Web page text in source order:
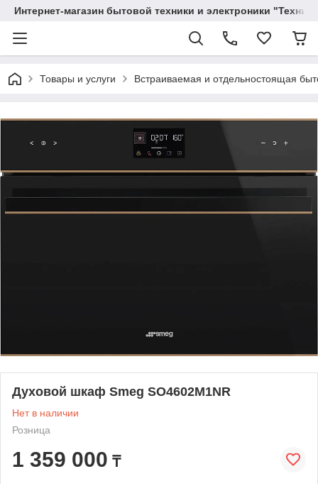
Интернет-магазин бытовой техники и электроники
Товары и услуги Вcтраиваемая и отдельностоящая
Духовой шкаф Smeg SO4602M1NR
Нет в наличии
Розница
1 359 000 ₸